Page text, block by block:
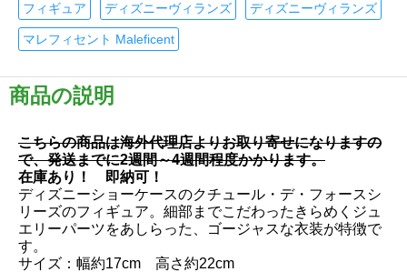
フィギュア ディズニーヴィランズ ディズニーヴィランズ
マレフィセント Maleficent
商品の説明
こちらの商品は海外代理店よりお取り寄せになりますの
で、発送までに2週間～4週間程度かかります。
在庫あり！ 即納可！
ディズニーショーケースのクチュール・デ・フォースシ
リーズのフィギュア。細部までこだわったきらめくジュ
エリーパーツをあしらった、ゴージャスな衣装が特徴で
す。
サイズ：幅約17cm 高さ約22cm